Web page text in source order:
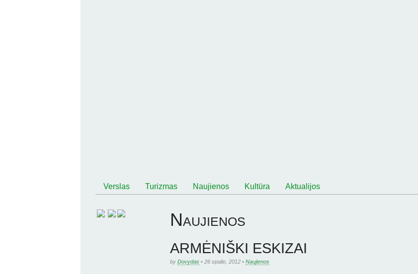
Main menu
Verslas Turizmas Naujienos Kultūra Aktualijos
Naujienos
ARMĖNIŠKI ESKIZAI
by Dovydas • 26 spalio, 2012 • Naujienos